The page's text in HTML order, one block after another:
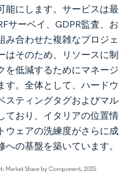
能にします。サービスは最
サーベイ、GDPR監査、お
み合わせた複雑なプロジェ
はそのため、リソースに制
を低減するためにマネージ
す。全体として、ハードウ
スティングタグおよびマル
ており、イタリアの位置情
ウェアの洗練度がさらに成
の基盤を築いています。